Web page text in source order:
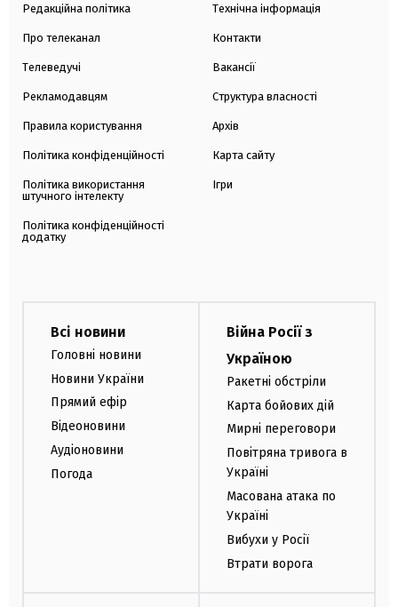
Редакційна політика
Про телеканал
Телеведучі
Рекламодавцям
Правила користування
Політика конфіденційності
Політика використання
штучного інтелекту
Політика конфіденційності
додатку
Технічна інформація
Контакти
Вакансії
Структура власності
Архів
Карта сайту
Ігри
Всі новини
Головні новини
Новини України
Прямий ефір
Відеоновини
Аудіоновини
Погода
Війна Росії з
Україною
Ракетні обстріли
Карта бойових дій
Мирні переговори
Повітряна тривога в
Україні
Масована атака по
Україні
Вибухи у Росії
Втрати ворога